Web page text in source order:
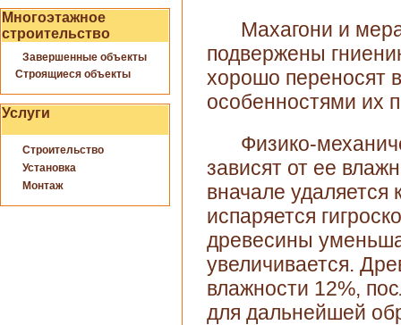
Многоэтажное
строительство
Завершенные объекты
Строящиеся объекты
Услуги
Строительство
Установка
Монтаж
Махагони и
подвержены
хорошо переносят
особенностями их
Физико-
зависят от ее
вначале удаляется
испаряется
древесины
увеличивается.
влажности 12%,
для дальнейшей